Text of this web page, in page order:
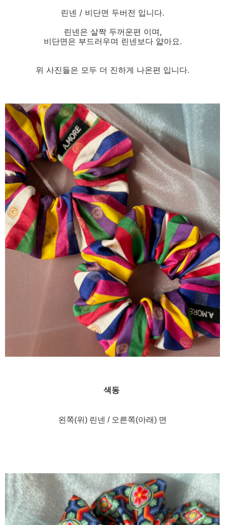
린넨 / 비단면 두버전 입니다.
린넨은 살짝 두꺼운편 이며,
비단면은 부드러우며 린넨보다 얇아요.
위 사진들은 모두 더 진하게 나온편 입니다.
색동
왼쪽(위) 린넨 / 오른쪽(아래) 면